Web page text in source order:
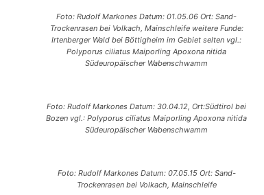
Foto: Rudolf Markones Datum: 01.05.06 Ort: Sand-
Trockenrasen bei Volkach, Mainschleife weitere Funde:
Irtenberger Wald bei Böttigheim im Gebiet selten vgl.:
Polyporus ciliatus Maiporling Apoxona nitida
Südeuropäischer Wabenschwamm
Foto: Rudolf Markones Datum: 30.04.12, Ort:Südtirol bei
Bozen vgl.: Polyporus ciliatus Maiporling Apoxona nitida
Südeuropäischer Wabenschwamm
Foto: Rudolf Markones Datum: 07.05.15 Ort: Sand-
Trockenrasen bei Volkach, Mainschleife